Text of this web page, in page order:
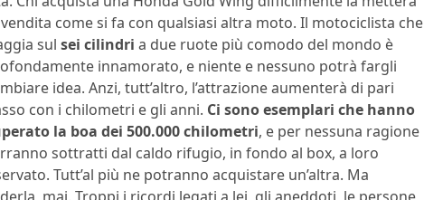
come si fa con qualsiasi altra moto. Il motociclista che
sul sei cilindri a due ruote più comodo del mondo è
innamorato, e niente e nessuno potrà fargli
idea. Anzi, tutt’altro, l’attrazione aumenterà di pari
con i chilometri e gli anni. Ci sono esemplari che hanno
la boa dei 500.000 chilometri, e per nessuna ragione
sottratti dal caldo rifugio, in fondo al box, a loro
Tutt’al più ne potranno acquistare un’altra. Ma